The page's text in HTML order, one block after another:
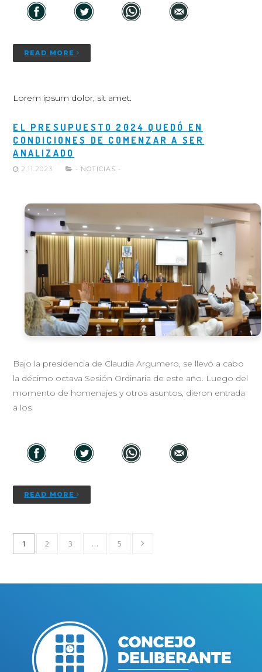
READ MORE
Lorem ipsum dolor, sit amet.
EL PRESUPUESTO 2024 QUEDÓ EN
CONDICIONES DE COMENZAR A SER
ANALIZADO
2.11.2023 - NOTICIAS -
Bajo la presidencia de Claudia Argumero, se llevó a cabo
la décimo octava Sesión Ordinaria de este año. Luego del
momento de homenajes y otros asuntos, dieron entrada
a los
READ MORE
1 2 3 … 5